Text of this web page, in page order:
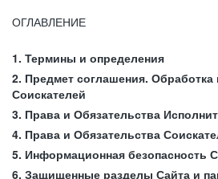
ОГЛАВЛЕНИЕ
1. Термины и определения
2. Предмет соглашения.
Соискателей
3. Права и Обязательства
4. Права и Обязательства
5. Информационная безопасность
6. Защищенные разделы Сайта и